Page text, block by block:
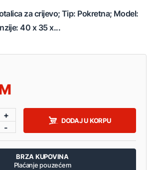
za crijevo; Tip: Pokretna; Model:
40 x 35 x...
+
-
DODAJ U KORPU
BRZA KUPOVINA
Plaćanje pouzećem